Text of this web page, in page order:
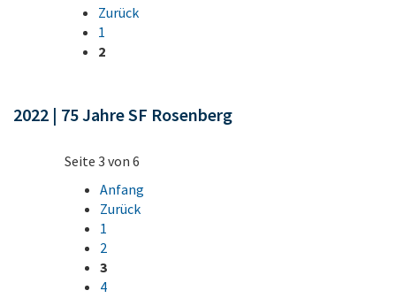
Zurück
1
2
2022 | 75 Jahre SF Rosenberg
Seite 3 von 6
Anfang
Zurück
1
2
3
4